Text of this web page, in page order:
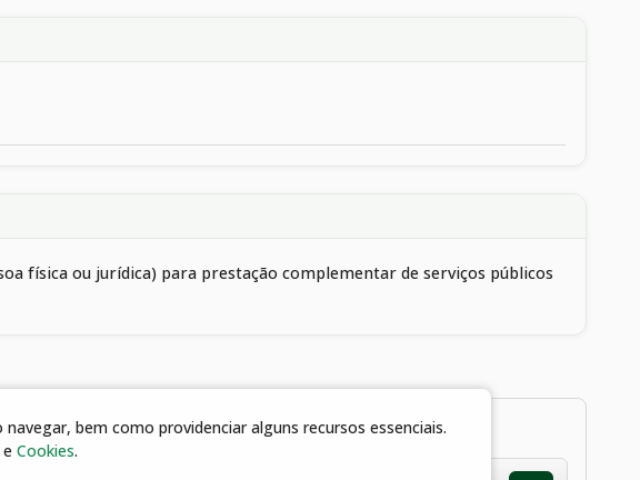
física ou jurídica) para prestação complementar de serviços públicos
bem como providenciar alguns recursos essenciais.
eCookies.